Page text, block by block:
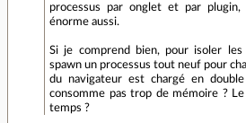
processus par onglet et par
énorme aussi.
Si je comprend bien, pour isoler
spawn un processus tout neuf pour
du navigateur est chargé en
consomme pas trop de mémoire ?
temps ?